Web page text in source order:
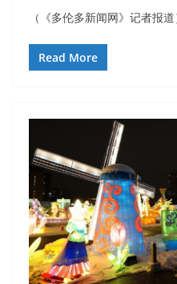
（《多伦多新闻网》记者报
Read More